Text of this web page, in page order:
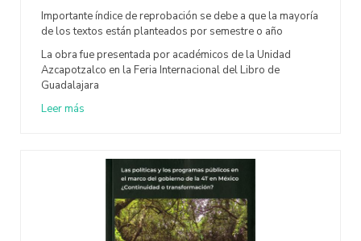
Importante índice de reprobación se debe a que la mayoría
de los textos están planteados por semestre o año
La obra fue presentada por académicos de la Unidad
Azcapotzalco en la Feria Internacional del Libro de
Guadalajara
Leer más